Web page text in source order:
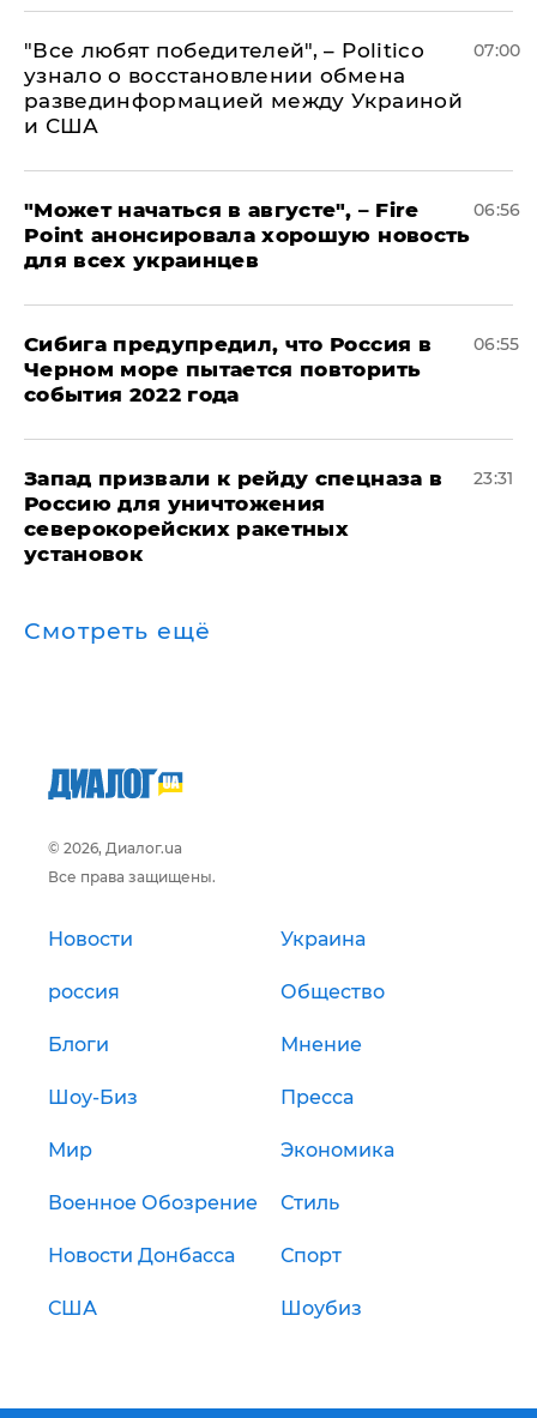
​"Все любят победителей", – Politico
узнало о восстановлении обмена
развединформацией между Украиной
и США
07:00
"Может начаться в августе", – Fire
Point анонсировала хорошую новость
для всех украинцев
06:56
Сибига предупредил, что Россия в
Черном море пытается повторить
события 2022 года
06:55
Запад призвали к рейду спецназа в
Россию для уничтожения
северокорейских ракетных
установок
23:31
Смотреть ещё
© 2026, Диалог.ua
Все права защищены.
Новости Украина
россия Общество
Блоги Мнение
Шоу-Биз Пресса
Мир Экономика
Военное Обозрение Стиль
Новости Донбасса Спорт
США Шоубиз